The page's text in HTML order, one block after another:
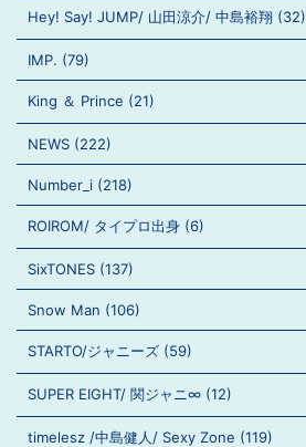
Hey! Say! JUMP/ 山田涼介/ 中島裕翔 (32)
IMP. (79)
King ＆ Prince (21)
NEWS (222)
Number_i (218)
ROIROM/ タイプロ出身 (6)
SixTONES (137)
Snow Man (106)
STARTO/ジャニーズ (59)
SUPER EIGHT/ 関ジャニ∞ (12)
timelesz /中島健人/ Sexy Zone (119)